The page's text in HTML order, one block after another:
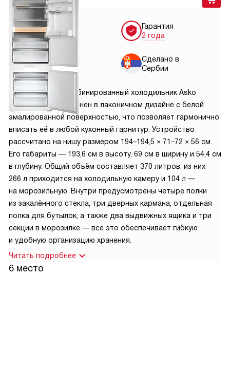
Бесплатная
доставка
Бесплатная
установка
Гарантия
2 года
Сделано в
Сербии
Встраиваемый комбинированный холодильник Asko
RBC597SND1 выполнен в лаконичном дизайне с белой
эмалированной поверхностью, что позволяет гармонично
вписать её в любой кухонный гарнитур. Устройство
рассчитано на нишу размером 194–194,5 × 71–72 × 56 см.
Его габариты — 193,6 см в высоту, 69 см в ширину и 54,4 см
в глубину. Общий объём составляет 370 литров: из них
266 л приходится на холодильную камеру и 104 л —
на морозильную. Внутри предусмотрены четыре полки
из закалённого стекла, три дверных кармана, отдельная
полка для бутылок, а также два выдвижных ящика и три
секции в морозилке — всё это обеспечивает гибкую
и удобную организацию хранения.
Читать подробнее
6 место